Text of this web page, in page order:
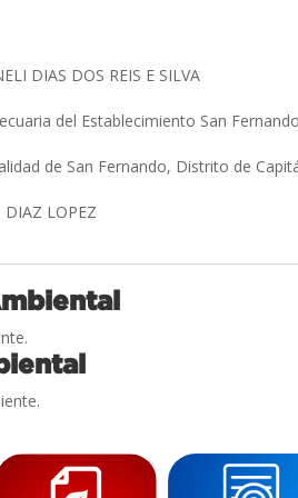
DIAS DOS REIS E SILVA
del Establecimiento San
de San Fernando, Distrito de
DIAZ LOPEZ